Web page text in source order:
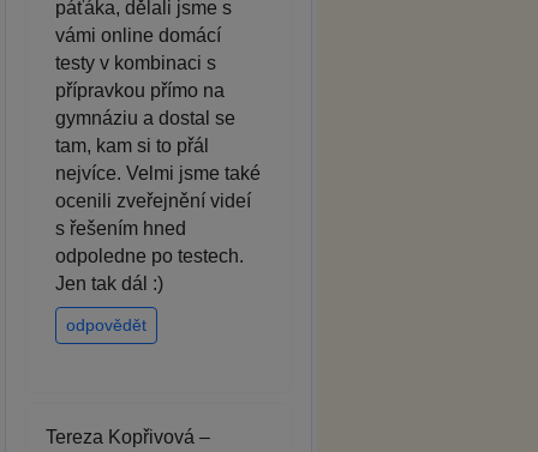
páťáka, dělali jsme s
vámi online domácí
testy v kombinaci s
přípravkou přímo na
gymnáziu a dostal se
tam, kam si to přál
nejvíce. Velmi jsme také
ocenili zveřejnění videí
s řešením hned
odpoledne po testech.
Jen tak dál :)
odpovědět
Tereza Kopřivová –